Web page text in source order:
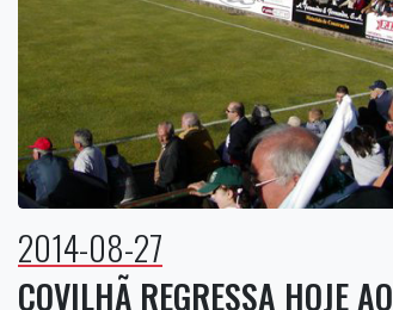
2014-08-27
COVILHÃ REGRESSA HOJE AO